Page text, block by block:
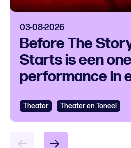
03-08-2026
Before The
Starts is een
performance in
Theater Theater en Toneel
Bekijken